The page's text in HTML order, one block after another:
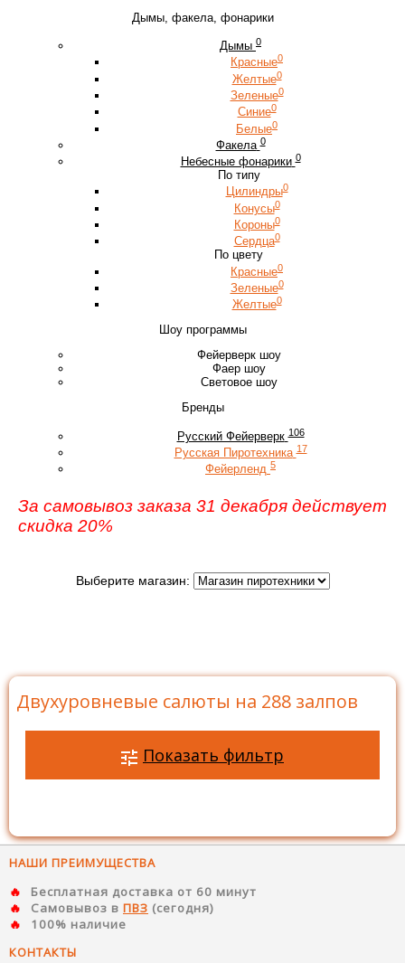
Дымы, факела, фонарики
Дымы 0
Красные0
Желтые0
Зеленые0
Синие0
Белые0
Факела 0
Небесные фонарики 0
По типу
Цилиндры0
Конусы0
Короны0
Сердца0
По цвету
Красные0
Зеленые0
Желтые0
Шоу программы
Фейерверк шоу
Фаер шоу
Световое шоу
Бренды
Русский Фейерверк 106
Русская Пиротехника 17
Фейерленд 5
За самовывоз заказа 31 декабря действует
скидка 20%
Выберите магазин:
Двухуровневые салюты на 288 залпов
Показать фильтр
НАШИ ПРЕИМУЩЕСТВА
Бесплатная доставка от 60 минут
Самовывоз в ПВЗ (сегодня)
100% наличие
КОНТАКТЫ